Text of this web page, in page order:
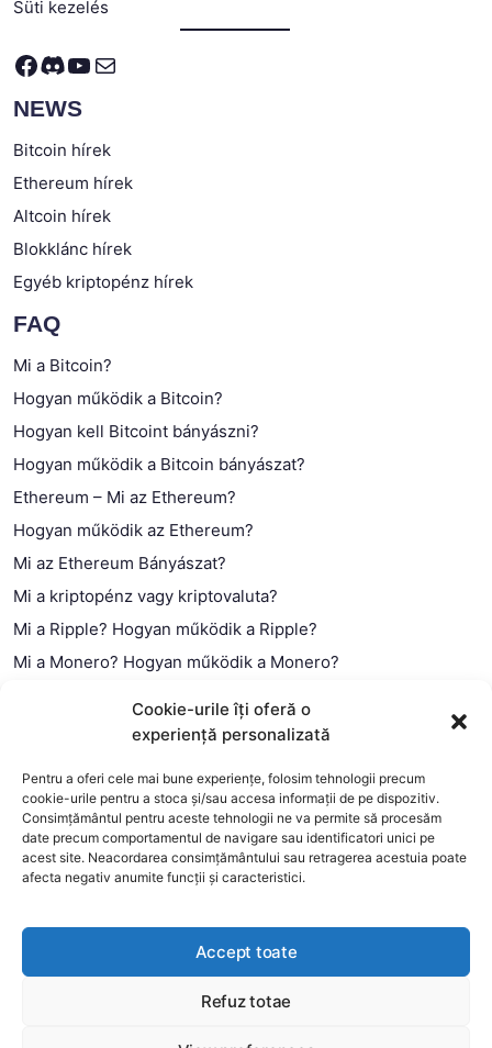
Cookie-urile îți oferă o
experiență personalizată
Pentru a oferi cele mai bune experiențe, folosim tehnologii precum
cookie-urile pentru a stoca și/sau accesa informații de pe dispozitiv.
Consimțământul pentru aceste tehnologii ne va permite să procesăm
date precum comportamentul de navigare sau identificatori unici pe
acest site. Neacordarea consimțământului sau retragerea acestuia poate
afecta negativ anumite funcții și caracteristici.
Accept toate
Refuz totae
Süti kezelés
Facebook
Discord
YouTube
Mail
NEWS
Bitcoin hírek
Ethereum hírek
Altcoin hírek
Blokklánc hírek
Egyéb kriptopénz hírek
FAQ
Mi a Bitcoin?
Hogyan működik a Bitcoin?
Hogyan kell Bitcoint bányászni?
Hogyan működik a Bitcoin bányászat?
Ethereum – Mi az Ethereum?
Hogyan működik az Ethereum?
Mi az Ethereum Bányászat?
Mi a kriptopénz vagy kriptovaluta?
Mi a Ripple? Hogyan működik a Ripple?
Mi a Monero? Hogyan működik a Monero?
Mi a blokklánc (technológia)?
This website uses cookies to improve your experience. We'll